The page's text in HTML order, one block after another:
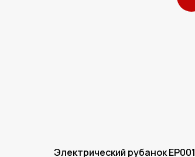
Электрический рубанок EP001